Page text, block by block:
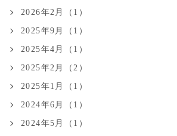
2026年2月（1）
2025年9月（1）
2025年4月（1）
2025年2月（2）
2025年1月（1）
2024年6月（1）
2024年5月（1）